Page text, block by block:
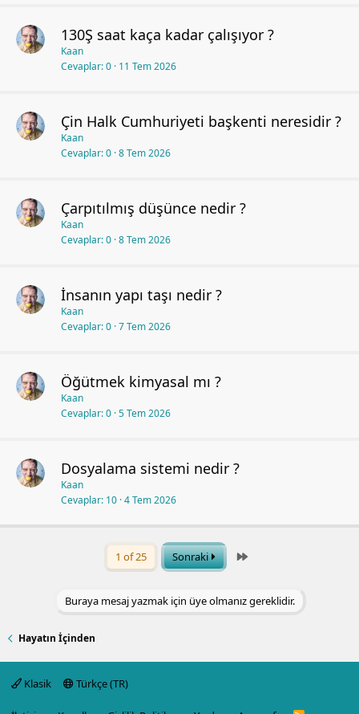
130Ş saat kaça kadar çalışıyor ?
Kaan
Cevaplar 0 11 Tem 2026
Çin Halk Cumhuriyeti başkenti neresidir ?
Kaan
Cevaplar 0 8 Tem 2026
Çarpıtılmış düşünce nedir ?
Kaan
Cevaplar 0 8 Tem 2026
İnsanın yapı taşı nedir ?
Kaan
Cevaplar 0 7 Tem 2026
Öğütmek kimyasal mı ?
Kaan
Cevaplar 0 5 Tem 2026
Dosyalama sistemi nedir ?
Kaan
Cevaplar 10 4 Tem 2026
1 of 25 Sonraki Last
Buraya mesaj yazmak için üye olmanız gereklidir.
Hayatın İçinden
Klasik Türkçe (TR)